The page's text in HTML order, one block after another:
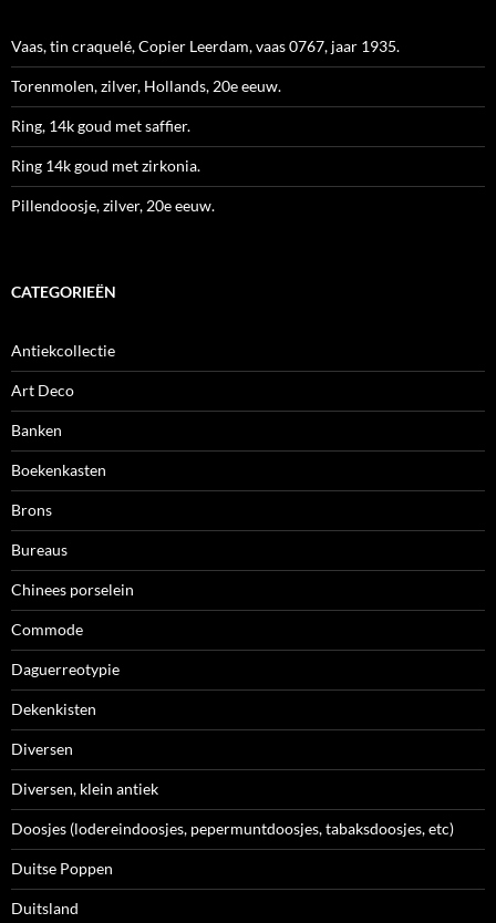
Vaas, tin craquelé, Copier Leerdam, vaas 0767, jaar 1935.
Torenmolen, zilver, Hollands, 20e eeuw.
Ring, 14k goud met saffier.
Ring 14k goud met zirkonia.
Pillendoosje, zilver, 20e eeuw.
CATEGORIEËN
Antiekcollectie
Art Deco
Banken
Boekenkasten
Brons
Bureaus
Chinees porselein
Commode
Daguerreotypie
Dekenkisten
Diversen
Diversen, klein antiek
Doosjes (lodereindoosjes, pepermuntdoosjes, tabaksdoosjes, etc)
Duitse Poppen
Duitsland